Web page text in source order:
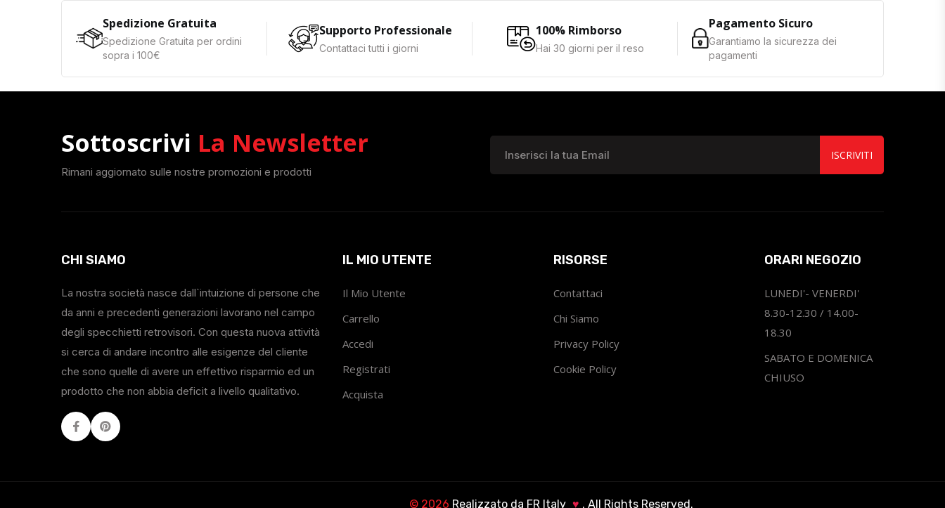
Spedizione Gratuita
Spedizione Gratuita per ordini
sopra i 100€
Supporto Professionale
Contattaci tutti i giorni
100% Rimborso
Hai 30 giorni per il reso
Pagamento Sicuro
Garantiamo la sicurezza dei
pagamenti
Sottoscrivi La Newsletter
Rimani aggiornato sulle nostre promozioni e prodotti
ISCRIVITI
CHI SIAMO
La nostra società nasce dall`intuizione di persone che
da anni e precedenti generazioni lavorano nel campo
degli specchietti retrovisori. Con questa nuova attività
si cerca di andare incontro alle esigenze del cliente
che sono quelle di avere un effettivo risparmio ed un
prodotto che non abbia deficit a livello qualitativo.
FacebookYoutube
IL MIO UTENTE
Il Mio Utente
Carrello
Accedi
Registrati
Acquista
RISORSE
Contattaci
Chi Siamo
Privacy Policy
Cookie Policy
ORARI NEGOZIO
LUNEDI'- VENERDI'
8.30-12.30 / 14.00-
18.30
SABATO E DOMENICA
CHIUSO
© 2026 Realizzato da FR Italy ♥ . All Rights Reserved.